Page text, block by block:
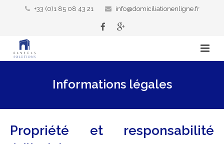
+33 (0)1 85 08 43 21 info@domiciliationenligne.fr
Informations légales
Propriété et responsabilité